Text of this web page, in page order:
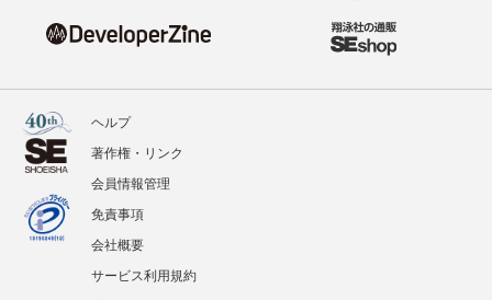
ヘルプ
著作権・リンク
会員情報管理
免責事項
会社概要
サービス利用規約